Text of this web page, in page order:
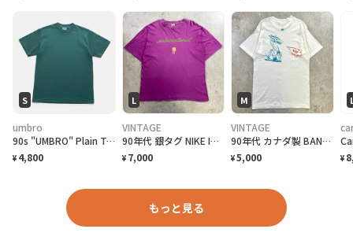
S
umbro
90s "UMBRO" Plain T-Shirt アンブロ 無地Tシャツ [S]
¥ 4,800
L
VINTAGE
90年代 銀タグ NIKE INTERNATIONAL ユーロナイキ インターナショナル プリントTシャツ メンズ2XL相当 古着 90s ヴィンテージ VINTAGE 銀タグ 地球儀 バックプリント ビッグサイズ 大きいサイズ 紫色
¥ 7,000
M
VINTAGE
90年代 カナダ製 BAND NORWITCH ワンポイントロゴプリントTシャツ メンズM相当 古着 90s VINTAGE ヴィンテージ ドラゴン バックプリント シングルステッチ 白色
¥5,000 ¥
もっと見る